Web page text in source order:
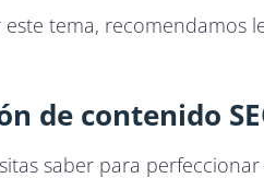
tema, recomendamos
de contenido
saber para